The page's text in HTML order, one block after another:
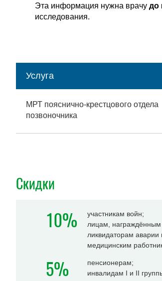
Эта информация нужна врачудо
исследования.
Услуга
МРТ пояснично-крестцового отдела
позвоночника
Скидки
10%
участникам войн;
лицам,
ликвидаторам
медицинским
5%
пенсионерам;
инвалидам I и II